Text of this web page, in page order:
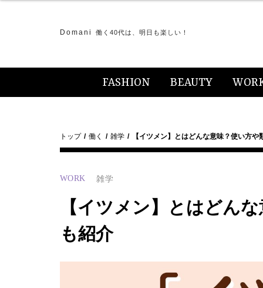
Domani 働く40代は、明日も楽しい！
FASHION BEAUTY
トップ 働く 雑学 【イツメン】とはどんな意味？使い方
WORK 雑学
【イツメン】とはどん
も紹介